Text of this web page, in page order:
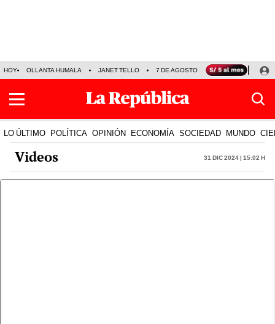
HOY OLLANTA HUMALA JANET TELLO 7 DE AGOSTO TINKA RESULTADOS
LO ÚLTIMO POLÍTICA OPINIÓN ECONOMÍA SOCIEDAD MUNDO
Videos 31 Dic 2024 | 15:02 h